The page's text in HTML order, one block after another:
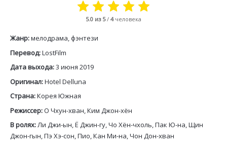
5.0 из 5/ 4 человека
Жанр:мелодрама, фэнтези
Перевод:LostFilm
Дата выхода:3 июня 2019
Оригинал:Hotel Delluna
Страна:Корея Южная
Режиссер:О Чхун-хван, Ким Джон-хён
В ролях:Ли Джи-ын, Ё Джин-гу, Чо Хён-чхоль, Пак Ю-на, Щин
Джон-гын, Пэ Хэ-сон, Пио, Кан Ми-на, Чон Дон-хван